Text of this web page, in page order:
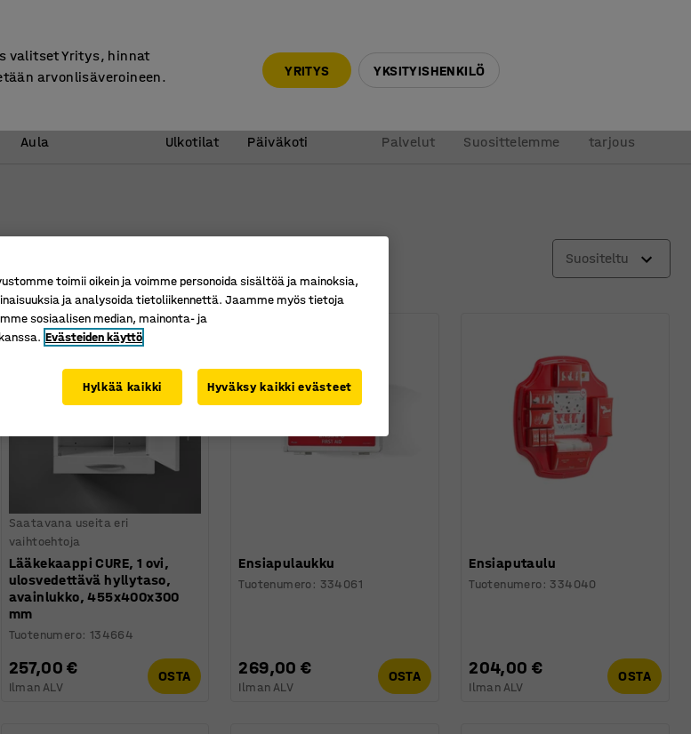
Aula
Ulkotilat
Päiväkoti
Palvelut Suosittelemme
tarjous
Suositeltu
Saatavana useita eri
vaihtoehtoja
Lääkekaappi CURE, 1 ovi,
ulosvedettävä hyllytaso,
avainlukko, 455x400x300
mm
Tuotenumero: 134664
257,00 €
Ilman ALV
OSTA
Ensiapulaukku
Tuotenumero: 334061
269,00 €
Ilman ALV
OSTA
Ensiaputaulu
Tuotenumero: 334040
204,00 €
Ilman ALV
OSTA
valitset Yritys, hinnat
arvonlisäveroineen.
YRITYS YKSITYISHENKILÖ
toimii oikein ja voimme personoida sisältöä ja mainoksia,
ja analysoida tietoliikennettä. Jaamme myös tietoja
sosiaalisen median, mainonta- ja
Evästeiden käyttö
Hylkää kaikki Hyväksy kaikki evästeet